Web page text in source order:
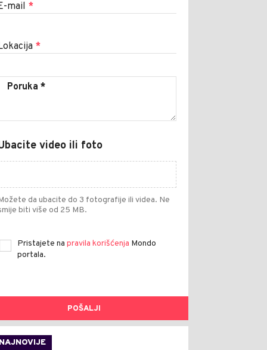
mail *
*
video ili foto
da ubacite do 3 fotografije ili videa. Ne
biti više od 25 MB.
Pristajete na pravila korišćenja Mondo
portala.
POŠALJI
NAJNOVIJE